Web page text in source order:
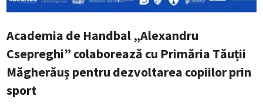
Academia de Handbal „Alexandru
Csepreghi” colaborează cu Primăria Tăuții
Măgherăuș pentru dezvoltarea copiilor prin
sport